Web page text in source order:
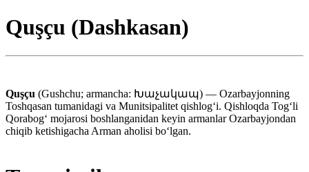
Quşçu (Dashkasan)
Quşçu (Gushchu; armancha: Խաչակապ) — Ozarbayjonning
Toshqasan tumanidagi va Munitsipalitet qishlogʻi. Qishloqda Togʻli
Qorabogʻ mojarosi boshlanganidan keyin armanlar Ozarbayjondan
chiqib ketishigacha Arman aholisi boʻlgan.